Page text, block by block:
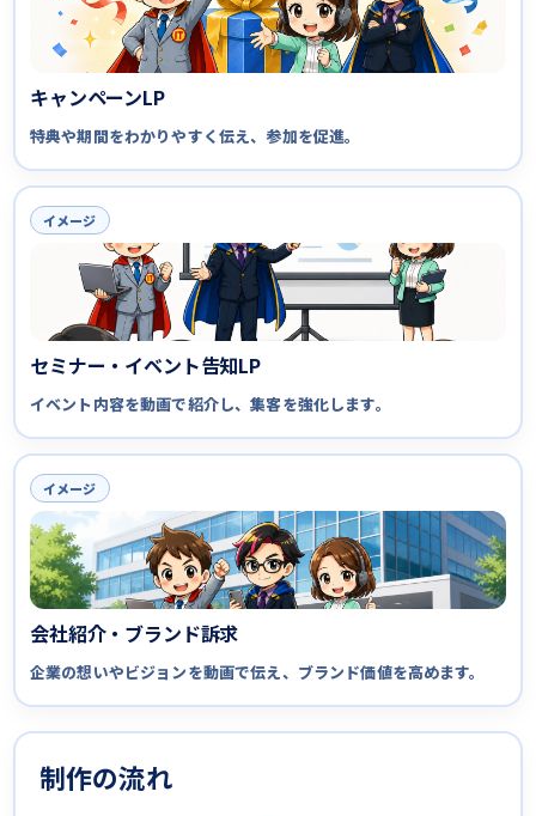
キャンペーンLP
特典や期間をわかりやすく伝え、参加を促進。
イメージ
セミナー・イベント告知LP
イベント内容を動画で紹介し、集客を強化します。
イメージ
会社紹介・ブランド訴求
企業の想いやビジョンを動画で伝え、ブランド価値を高めます。
制作の流れ